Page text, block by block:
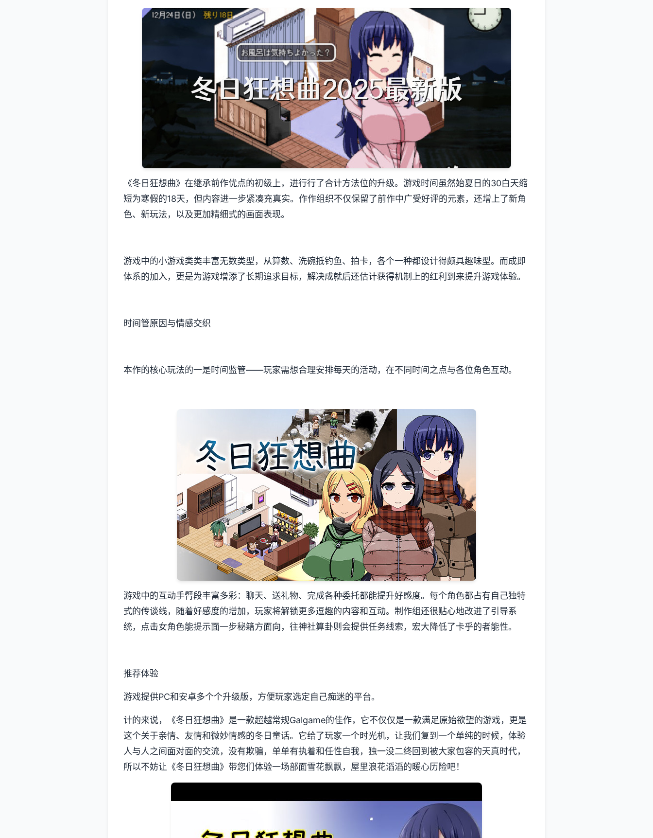
《冬日狂想曲》在继承前作优点的初级上，进行行了合计方法位的升级。游戏时间虽然始夏日的30白天缩
短为寒假的18天，但内容进一步紧凑充真实。作作组织不仅保留了前作中广受好评的元素，还增上了​​新角
色、新玩法​​，以及更加精细式的画面表现。
游戏中的小游戏类类丰富无数类型，从算数、洗碗抵钓鱼、拍卡，各个一种都设计得颇具趣味型。而​​成即
体系的加入​​，更是为游戏增添了长期追求目标，解决成就后还估计获得机制上的红利到来提升游戏体验。
时间管原因与情感交织
本作的核心玩法的一是时间监管——玩家需想合理安排每天的活动，在不同时间之点与各位角色互动。
游戏中的​​互动手臂段丰富多彩​​：聊天、送礼物、完成各种委托都能提升好感度。每个角色都占有自己独特
式的传谈线，随着好感度的增加，玩家将解锁更多逗趣的内容和互动。制作组还很贴心地改进了引导系
统，点击女角色能提示面一步秘籍方面向，往神社算卦则会提供任务线索，宏大降低了卡乎的者能性。
推荐体验
游戏提供PC和安卓多个个升级版，方便玩家选定自己痴迷的平台。
计的来说，《冬日狂想曲》是一款​​超越常规Galgame的佳作​​，它不仅仅是一款满足原始欲望的游戏，更是
这个关于亲情、友情和微妙情感的冬日童话。它给了玩家一个时光机，让我们复到一个单纯的时候，体验
人与人之间面对面的交流，没有欺骗，单单有执着和任性自我，独一没二终回到被大家包容的天真时代，
所以不妨让《冬日狂想曲》带您们体验一场​​部面雪花飘飘，屋里浪花滔滔​​的暖心历险吧！